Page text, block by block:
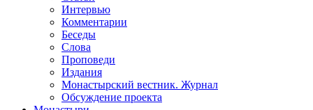
Интервью
Комментарии
Беседы
Слова
Проповеди
Издания
Монастырский вестник. Журнал
Обсуждение проекта